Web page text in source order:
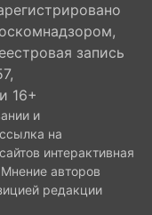
запись
16+
и
на
интерактивная
авторов
редакции